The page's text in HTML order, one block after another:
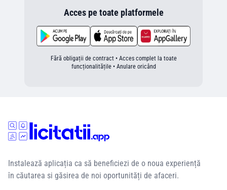
Acces pe toate platformele
Fără obligații de contract • Acces complet la toate
funcționalitățile • Anulare oricând
Instalează aplicația ca să beneficiezi de o noua experiență
în căutarea si găsirea de noi oportunități de afaceri.